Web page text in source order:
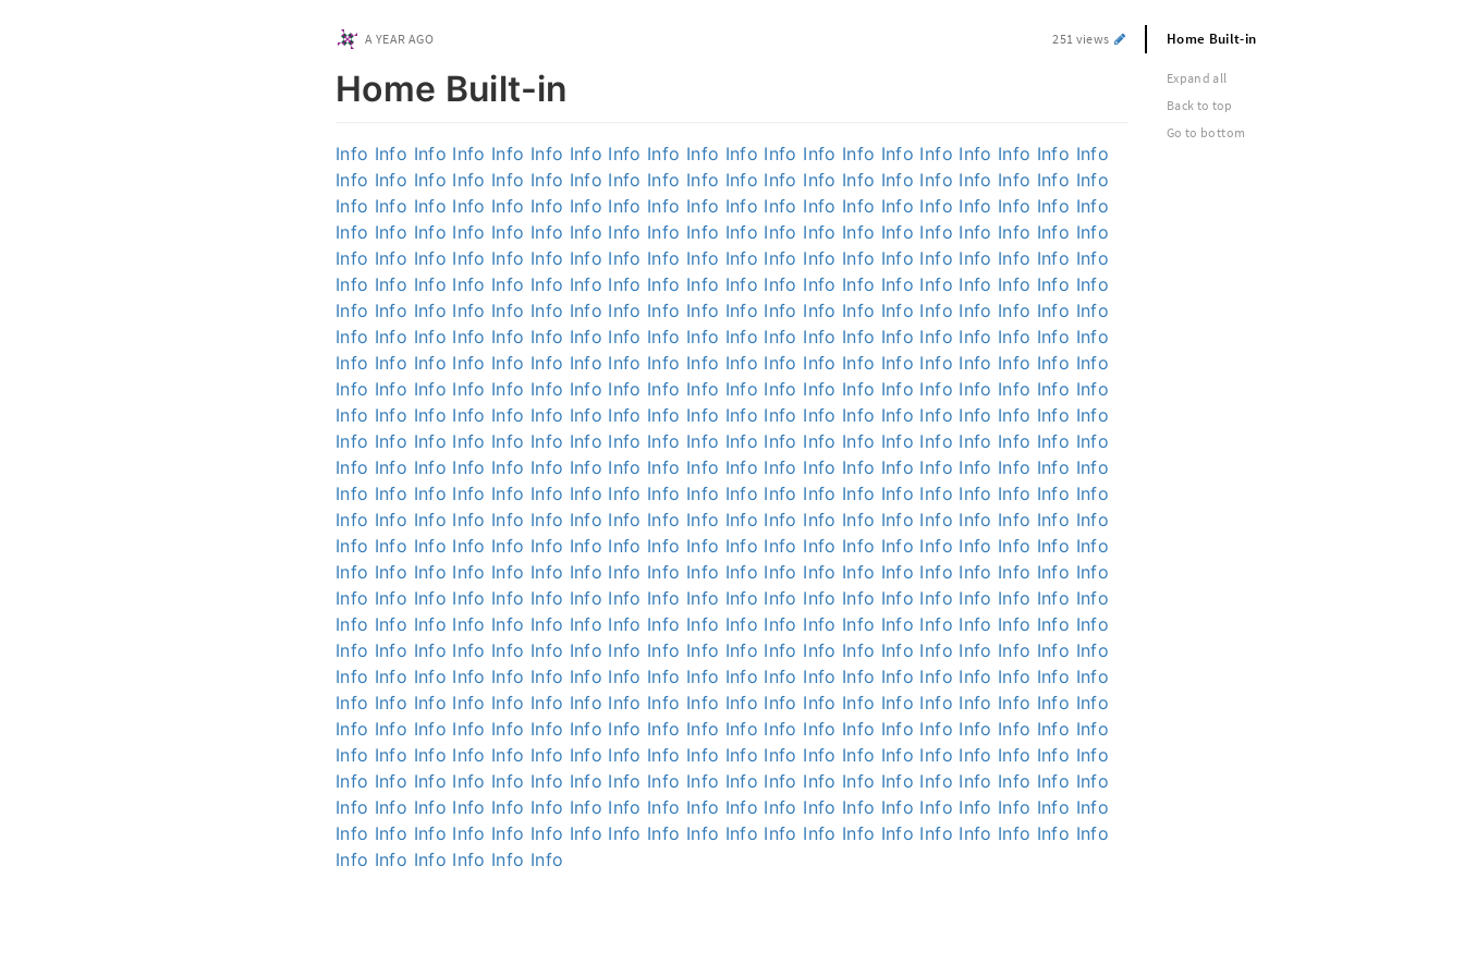
A YEAR AGO 251 views
Home Built-in
Info Info Info Info Info Info Info Info Info Info Info Info Info Info Info Info Info Info Info Info
Info Info Info Info Info Info Info Info Info Info Info Info Info Info Info Info Info Info Info Info
Info Info Info Info Info Info Info Info Info Info Info Info Info Info Info Info Info Info Info Info
Info Info Info Info Info Info Info Info Info Info Info Info Info Info Info Info Info Info Info Info
Info Info Info Info Info Info Info Info Info Info Info Info Info Info Info Info Info Info Info Info
Info Info Info Info Info Info Info Info Info Info Info Info Info Info Info Info Info Info Info Info
Info Info Info Info Info Info Info Info Info Info Info Info Info Info Info Info Info Info Info Info
Info Info Info Info Info Info Info Info Info Info Info Info Info Info Info Info Info Info Info Info
Info Info Info Info Info Info Info Info Info Info Info Info Info Info Info Info Info Info Info Info
Info Info Info Info Info Info Info Info Info Info Info Info Info Info Info Info Info Info Info Info
Info Info Info Info Info Info Info Info Info Info Info Info Info Info Info Info Info Info Info Info
Info Info Info Info Info Info Info Info Info Info Info Info Info Info Info Info Info Info Info Info
Info Info Info Info Info Info Info Info Info Info Info Info Info Info Info Info Info Info Info Info
Info Info Info Info Info Info Info Info Info Info Info Info Info Info Info Info Info Info Info Info
Info Info Info Info Info Info Info Info Info Info Info Info Info Info Info Info Info Info Info Info
Info Info Info Info Info Info Info Info Info Info Info Info Info Info Info Info Info Info Info Info
Info Info Info Info Info Info Info Info Info Info Info Info Info Info Info Info Info Info Info Info
Info Info Info Info Info Info Info Info Info Info Info Info Info Info Info Info Info Info Info Info
Info Info Info Info Info Info Info Info Info Info Info Info Info Info Info Info Info Info Info Info
Info Info Info Info Info Info Info Info Info Info Info Info Info Info Info Info Info Info Info Info
Info Info Info Info Info Info Info Info Info Info Info Info Info Info Info Info Info Info Info Info
Info Info Info Info Info Info Info Info Info Info Info Info Info Info Info Info Info Info Info Info
Info Info Info Info Info Info Info Info Info Info Info Info Info Info Info Info Info Info Info Info
Info Info Info Info Info Info Info Info Info Info Info Info Info Info Info Info Info Info Info Info
Info Info Info Info Info Info Info Info Info Info Info Info Info Info Info Info Info Info Info Info
Info Info Info Info Info Info Info Info Info Info Info Info Info Info Info Info Info Info Info Info
Info Info Info Info Info Info Info Info Info Info Info Info Info Info Info Info Info Info Info Info
Info Info Info Info Info Info
Home Built-in
Expand all
Back to top
Go to bottom